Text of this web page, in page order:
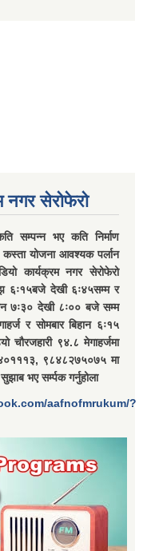
नगर सेरोफेरो
सम्पन्न भए कति निर्माण
योजना आवश्यक पर्लान
कार्यक्रम नगर सेरोफेरो
६ः१५बजे देखी ६ः४५सम्म र
७ः३० देखी ८ः०० बजे सम्म
र सोमबार बिहान ६ः१५
चौरजहारी ९४.८ मेगाहर्जमा
९८४८२७५०७५ मा
भए सर्म्पक गर्नुहोला
aafnofmrukum/?